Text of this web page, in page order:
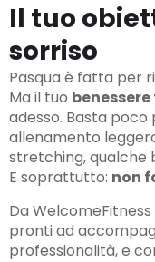
Il tuo
sorriso
Pasqua è fatta per
Ma il tuo
adesso. Basta poco
allenamento
stretching, qualche
E soprattutto: non
Da
pronti ad
professionalità, e